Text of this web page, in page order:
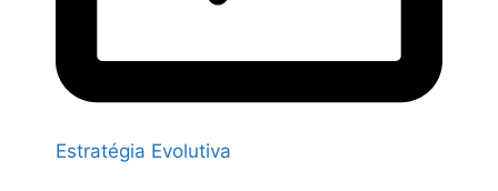
Estratégia Evolutiva